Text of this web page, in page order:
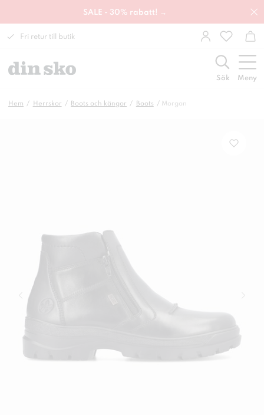
SALE - 30% rabatt! →
Fri retur till butik
Sök Meny
Hem Herrskor Boots och kängor Boots Morgan